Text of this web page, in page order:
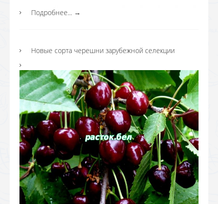
Подробнее... →
Новые сорта черешни зарубежной селекции